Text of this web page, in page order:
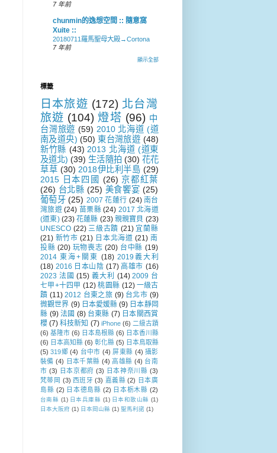
7 年前
chunmin的逸想空間 :: 隨意窩
Xuite ::
20180711羅馬聖母大殿→Cortona
7 年前
顯示全部
標籤
日本旅遊 (172) 北台灣
旅遊 (104) 燈塔 (96) 中
台灣旅遊 (59) 2010 北海道 (道
南及道央) (50) 東台灣旅遊 (48)
新竹縣 (43) 2013 北海道 (道東
及道北) (39) 生活隨拍 (30) 花花
草草 (30) 2018伊比利半島 (29)
2015 日本四國 (26) 京都紅葉
(26) 台北縣 (25) 美食饗宴 (25)
葡萄牙 (25) 2007 花蓮行 (24) 南台
灣旅遊 (24) 苗栗縣 (24) 2017 北海道
(道東) (23) 花蓮縣 (23) 親親寶貝 (23)
UNESCO (22) 三級古蹟 (21) 宜蘭縣
(21) 新竹市 (21) 日本北海道 (21) 南
投縣 (20) 玩物喪志 (20) 台中縣 (19)
2014 東海+關東 (18) 2019義大利
(18) 2016 日本山陰 (17) 高雄市 (16)
2023 法國 (15) 義大利 (14) 2009 台
七甲+十四甲 (12) 桃園縣 (12) 一級古
蹟 (11) 2012 台東之旅 (9) 台北市 (9)
微觀世界 (9) 日本愛媛縣 (9) 日本靜岡
縣 (9) 法國 (8) 台東縣 (7) 日本關西賞
櫻 (7) 科技新知 (7) iPhone (6) 二級古蹟
(6) 基隆市 (6) 日本島根縣 (6) 日本香川縣
(6) 日本高知縣 (6) 彰化縣 (5) 日本鳥取縣
(5) 319鄉 (4) 台中市 (4) 屏東縣 (4) 攝影
裝備 (4) 日本千葉縣 (4) 高雄縣 (4) 台南
市 (3) 日本京都府 (3) 日本神奈川縣 (3)
梵蒂岡 (3) 西班牙 (3) 嘉義縣 (2) 日本廣
島縣 (2) 日本德島縣 (2) 日本栃木縣 (2)
台南縣 (1) 日本兵庫縣 (1) 日本和歌山縣 (1)
日本大阪府 (1) 日本岡山縣 (1) 聖馬利諾 (1)